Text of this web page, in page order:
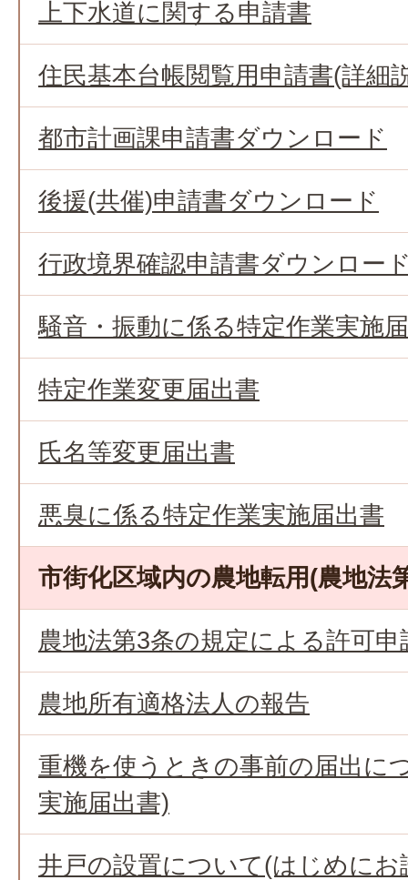
上下水道に関する申請書
住民基本台帳閲覧用申請書(詳細
都市計画課申請書ダウンロード
後援(共催)申請書ダウンロード
行政境界確認申請書ダウンロー
騒音・振動に係る特定作業実施
特定作業変更届出書
氏名等変更届出書
悪臭に係る特定作業実施届出書
市街化区域内の農地転用(農地法
農地法第3条の規定による許可申
農地所有適格法人の報告
重機を使うときの事前の届出に
実施届出書)
井戸の設置について(はじめに